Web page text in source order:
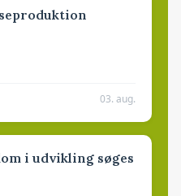
03. aug.
i udvikling søges